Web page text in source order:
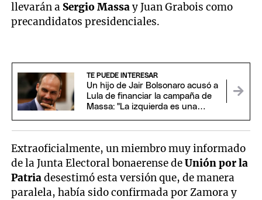
llevarán a Sergio Massay Juan Grabois como
precandidatos presidenciales.
TE PUEDE INTERESAR
Un hijo de Jair Bolsonaro acusó a
Lula de financiar la campaña de
Massa: "La izquierda es una
Extraoficialmente, un miembro muy informado
de la Junta Electoral bonaerense deUnión por la
Patriadesestimó esta versión que, de manera
paralela, había sido confirmada por Zamora y